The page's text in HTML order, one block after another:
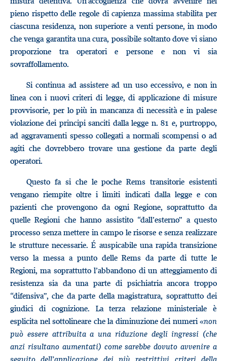
pieno rispetto delle regole di capienza massima stabilita per
ciascuna residenza, non superiore a venti persone, in modo
che venga garantita una cura, possibile soltanto dove vi siano
proporzione tra operatori e persone e non vi sia
sovraffollamento.
Si continua ad assistere ad un uso eccessivo, e non in
linea con i nuovi criteri di legge, di applicazione di misure
provvisorie, per lo più in mancanza di necessità e in palese
violazione dei principi sanciti dalla legge n. 81 e, purtroppo,
ad aggravamenti spesso collegati a normali scompensi o ad
agiti che dovrebbero trovare una gestione da parte degli
operatori.
Questo fa si che le poche Rems transitorie esistenti
vengano riempite oltre i limiti indicati dalla legge e con
pazienti che provengono da ogni Regione, soprattutto da
quelle Regioni che hanno assistito “dall’esterno” a questo
processo senza mettere in campo le risorse e senza realizzare
le strutture necessarie. É auspicabile una rapida transizione
verso la messa a punto delle Rems da parte di tutte le
Regioni, ma soprattutto l’abbandono di un atteggiamento di
resistenza sia da una parte di psichiatria ancora troppo
“difensiva”, che da parte della magistratura, soprattutto dei
giudici di cognizione. La terza relazione ministeriale è
esplicita nel sottolineare che la diminuzione dei numeri «non
può essere attribuita a una riduzione degli ingressi (che
anzi risultano aumentati) come sarebbe dovuto avvenire a
seguito dell’applicazione dei più restrittivi criteri della